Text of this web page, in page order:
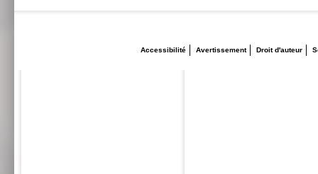
Accessibilité Avertissement Droit d'auteur